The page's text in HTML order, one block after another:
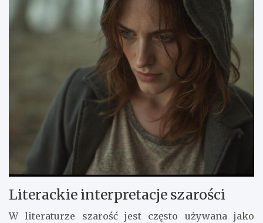
Literackie interpretacje szarości
W literaturze szarość jest często używana jako